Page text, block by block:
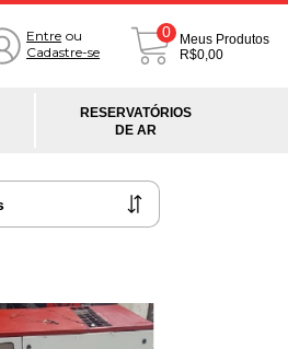
Entre ou
Cadastre-se
0
Meus Produtos
R$0,00
RESERVATÓRIOS
DE AR